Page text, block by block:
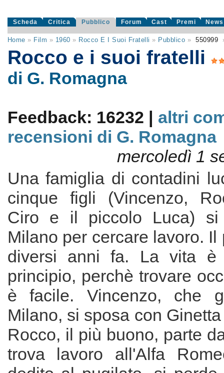
Scheda Critica Pubblico Forum Cast Premi News
Home » Film » 1960 » Rocco E I Suoi Fratelli » Pubblico » 550999
Rocco e i suoi fratelli
di G. Romagna
Feedback: 16232 | altri
recensioni di G. Romagna
mercoledì 1
Una famiglia di contadini
cinque figli (Vincenzo,
Ciro e il piccolo Luca) si
Milano per cercare lavoro. Il
diversi anni fa. La vita
principio, perchè trovare
è facile. Vincenzo, che
Milano, si sposa con
Rocco, il più buono, parte
trova lavoro all'Alfa